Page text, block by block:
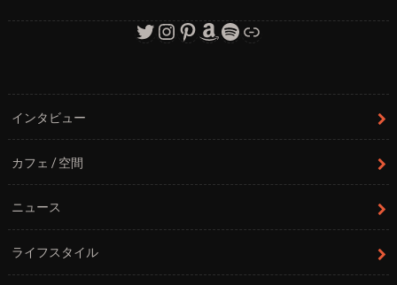
Twitter
Instagram
Pinterest
Amazon
Spotify
リンク
インタビュー
カフェ / 空間
ニュース
ライフスタイル